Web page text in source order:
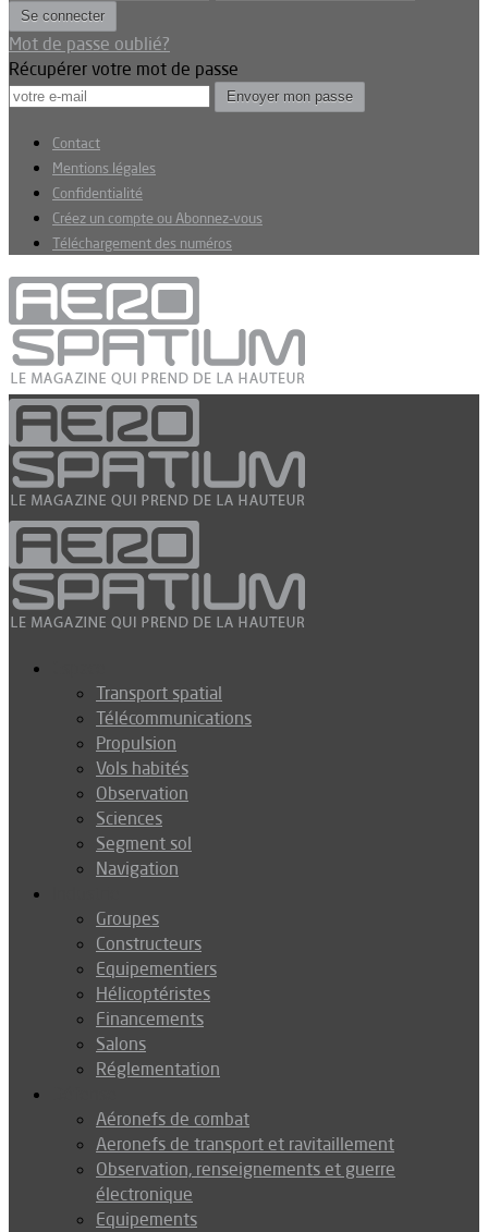
Mot de passe oublié?
Récupérer votre mot de passe
Contact
Mentions légales
Confidentialité
Créez un compte ou Abonnez-vous
Téléchargement des numéros
Transport spatial
Télécommunications
Propulsion
Vols habités
Observation
Sciences
Segment sol
Navigation
Groupes
Constructeurs
Equipementiers
Hélicoptéristes
Financements
Salons
Réglementation
Aéronefs de combat
Aeronefs de transport et ravitaillement
Observation, renseignements et guerre
électronique
Equipements